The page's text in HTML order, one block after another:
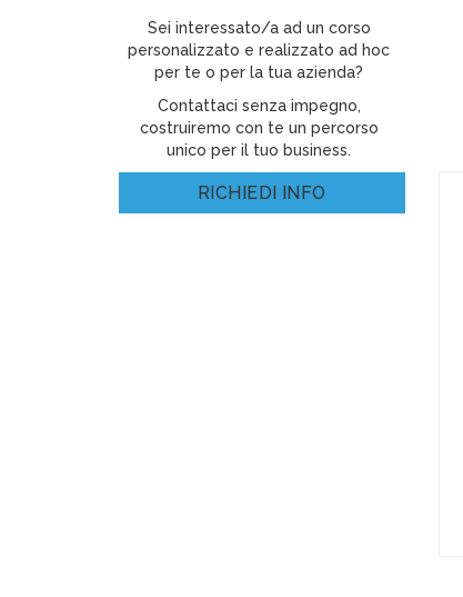
Sei interessato/a ad un corso
personalizzato e realizzato ad hoc
per te o per la tua azienda?
Contattaci senza impegno,
costruiremo con te un percorso
unico per il tuo business.
RICHIEDI INFO